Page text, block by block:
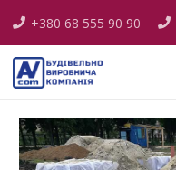
+380 68 555 90 90